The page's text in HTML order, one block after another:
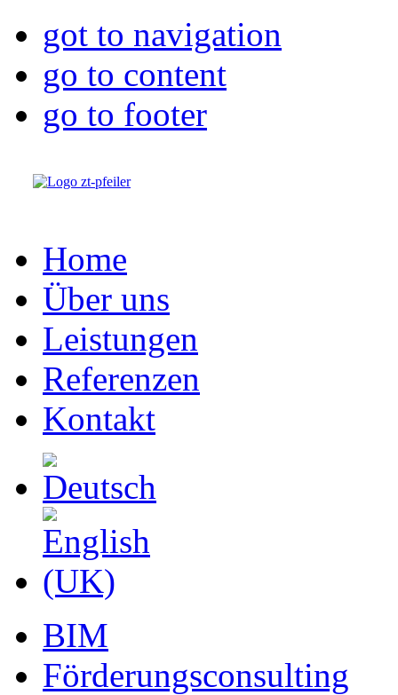
got to navigation
go to content
go to footer
Home
Über uns
Leistungen
Referenzen
Kontakt
BIM
Förderungsconsulting